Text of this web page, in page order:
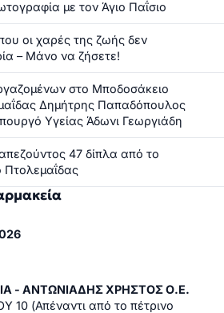
με τον Άγιο Παΐσιο
οι χαρές της ζωής δεν
– Μάνο να ζήσετε!
στο Μποδοσάκειο
Δημήτρης Παπαδόπουλος
Υγείας Άδωνι Γεωργιάδη
47 δίπλα από το
Πτολεμαΐδας
- ΑΝΤΩΝΙΑΔΗΣ ΧΡΗΣΤΟΣ Ο.Ε.
(Απέναντι από το πέτρινο